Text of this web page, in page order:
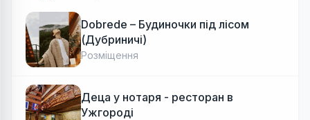
Dobrede – Будиночки під лісом
(Дубриничі)
Розміщення
Деца у нотаря - ресторан в
Ужгороді